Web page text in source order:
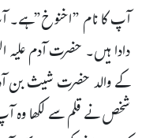
آپ کا نام ”اخنوخ”ہے۔
دادا ہیں۔ حضرت آدم
کے والد حضرت شیث بن
شخص نے قلم سے لکھا وہ